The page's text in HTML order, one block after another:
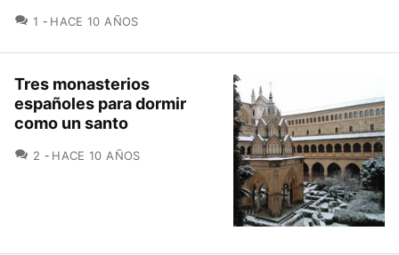
1 COMENTARIOS
HACE 10 AÑOS
Tres monasterios
españoles para dormir
como un santo
2 COMENTARIOS
HACE 10 AÑOS